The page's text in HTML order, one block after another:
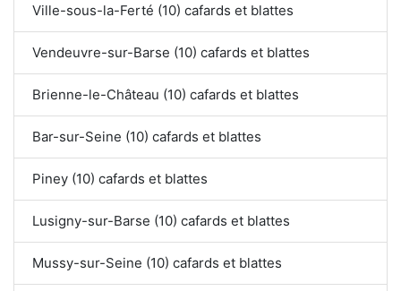
Ville-sous-la-Ferté (10) cafards et blattes
Vendeuvre-sur-Barse (10) cafards et blattes
Brienne-le-Château (10) cafards et blattes
Bar-sur-Seine (10) cafards et blattes
Piney (10) cafards et blattes
Lusigny-sur-Barse (10) cafards et blattes
Mussy-sur-Seine (10) cafards et blattes